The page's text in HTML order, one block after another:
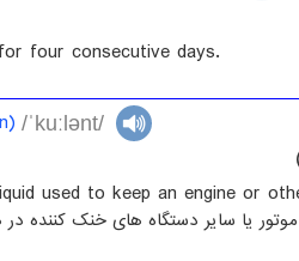
four consecutive days.
/ˈkuːlənt/
used to keep an engine or
یا سایر دستگاه های خنک کننده در